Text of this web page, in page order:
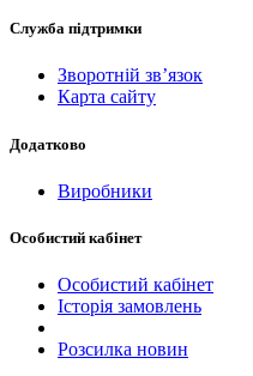
Служба підтримки
Зворотній зв’язок
Карта сайту
Додатково
Виробники
Особистий кабінет
Особистий кабінет
Історія замовлень
Розсилка новин